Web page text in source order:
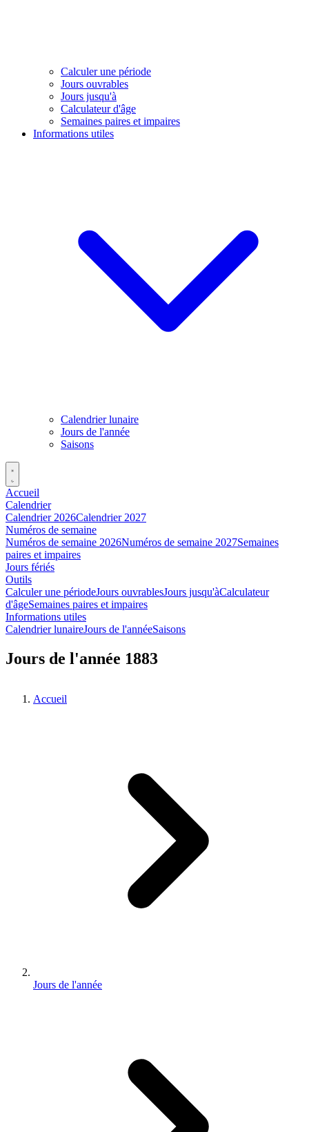
Calculer une période
Jours ouvrables
Jours jusqu'à
Calculateur d'âge
Semaines paires et impaires
Informations utiles
Calendrier lunaire
Jours de l'année
Saisons
Accueil
Calendrier
Calendrier 2026Calendrier 2027
Numéros de semaine
Numéros de semaine 2026Numéros de semaine 2027Semaines
paires et impaires
Jours fériés
Outils
Calculer une périodeJours ouvrablesJours jusqu'àCalculateur
d'âgeSemaines paires et impaires
Informations utiles
Calendrier lunaireJours de l'annéeSaisons
Jours de l'année 1883
Accueil
Jours de l'année